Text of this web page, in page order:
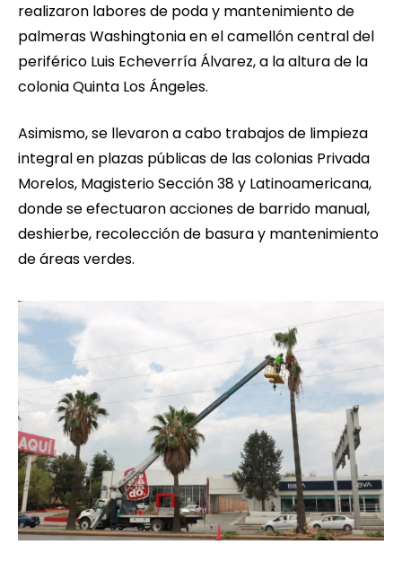
realizaron labores de poda y mantenimiento de
palmeras Washingtonia en el camellón central del
periférico Luis Echeverría Álvarez, a la altura de la
colonia Quinta Los Ángeles.
Asimismo, se llevaron a cabo trabajos de limpieza
integral en plazas públicas de las colonias Privada
Morelos, Magisterio Sección 38 y Latinoamericana,
donde se efectuaron acciones de barrido manual,
deshierbe, recolección de basura y mantenimiento
de áreas verdes.